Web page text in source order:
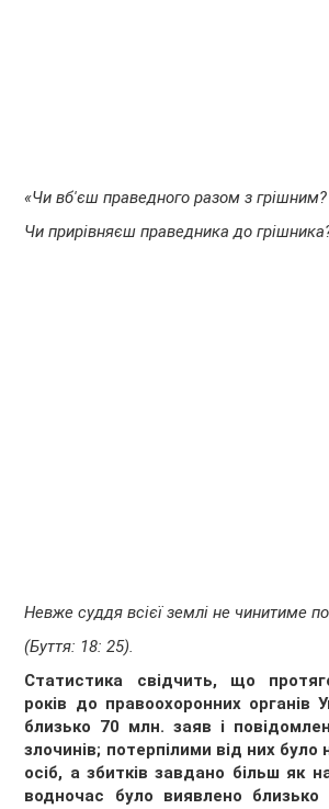
«Чи вб'єш праведного разом з грішним?
Чи прирівняєш праведника до
Невже суддя всієї землі не чинитиме
(Буття: 18: 25).
Статистика свідчить, що
років до правоохоронних органів
близько 70 млн. заяв і
злочинів; потерпілими від них
осіб, а збитків завдано більш як
водночас було виявлено близько